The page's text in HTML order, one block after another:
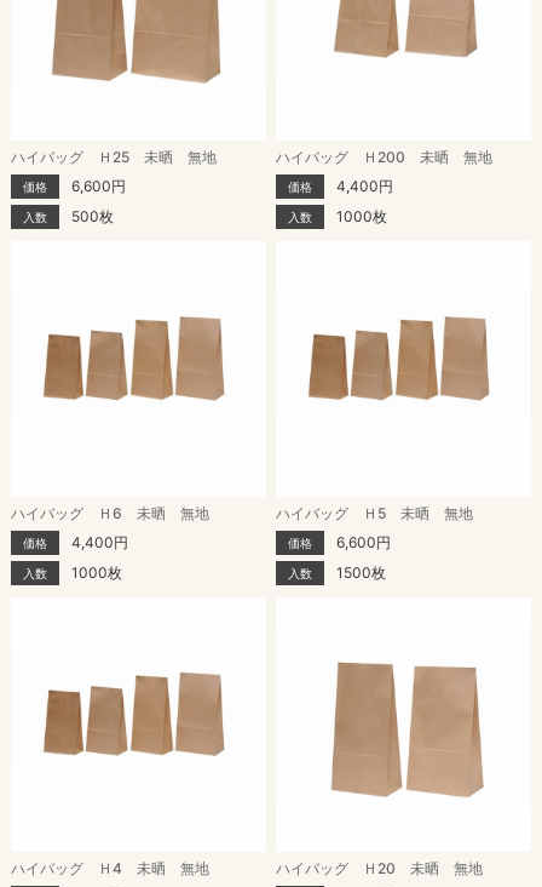
ハイバッグ Ｈ25 未晒 無地
価格 6,600円
入数 500枚
ハイバッグ Ｈ200 未晒 無地
価格 4,400円
入数 1000枚
ハイバッグ Ｈ6 未晒 無地
価格 4,400円
入数 1000枚
ハイバッグ Ｈ5 未晒 無地
価格 6,600円
入数 1500枚
ハイバッグ Ｈ4 未晒 無地 ハイバッグ Ｈ20 未晒 無地